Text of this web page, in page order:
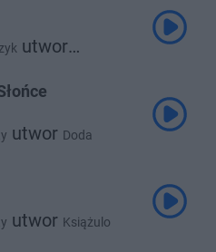
utwor
utwor Doda
utwor Książulo